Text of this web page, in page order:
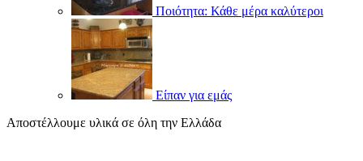
Ποιότητα: Κάθε μέρα καλύτεροι
Είπαν για εμάς
Αποστέλλουμε υλικά σε όλη την Ελλάδα